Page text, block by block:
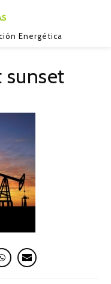
Energética
sunset